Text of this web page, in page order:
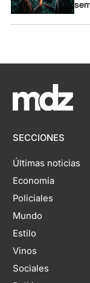
SECCIONES
Últimas noticias
Economía
Policiales
Mundo
Estilo
Vinos
Sociales